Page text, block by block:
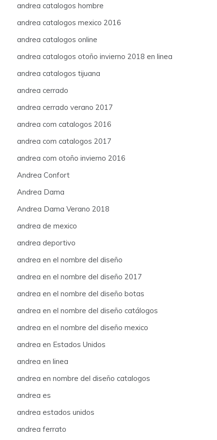
andrea catalogos hombre
andrea catalogos mexico 2016
andrea catalogos online
andrea catalogos otoño invierno 2018 en linea
andrea catalogos tijuana
andrea cerrado
andrea cerrado verano 2017
andrea com catalogos 2016
andrea com catalogos 2017
andrea com otoño invierno 2016
Andrea Confort
Andrea Dama
Andrea Dama Verano 2018
andrea de mexico
andrea deportivo
andrea en el nombre del diseño
andrea en el nombre del diseño 2017
andrea en el nombre del diseño botas
andrea en el nombre del diseño catálogos
andrea en el nombre del diseño mexico
andrea en Estados Unidos
andrea en linea
andrea en nombre del diseño catalogos
andrea es
andrea estados unidos
andrea ferrato